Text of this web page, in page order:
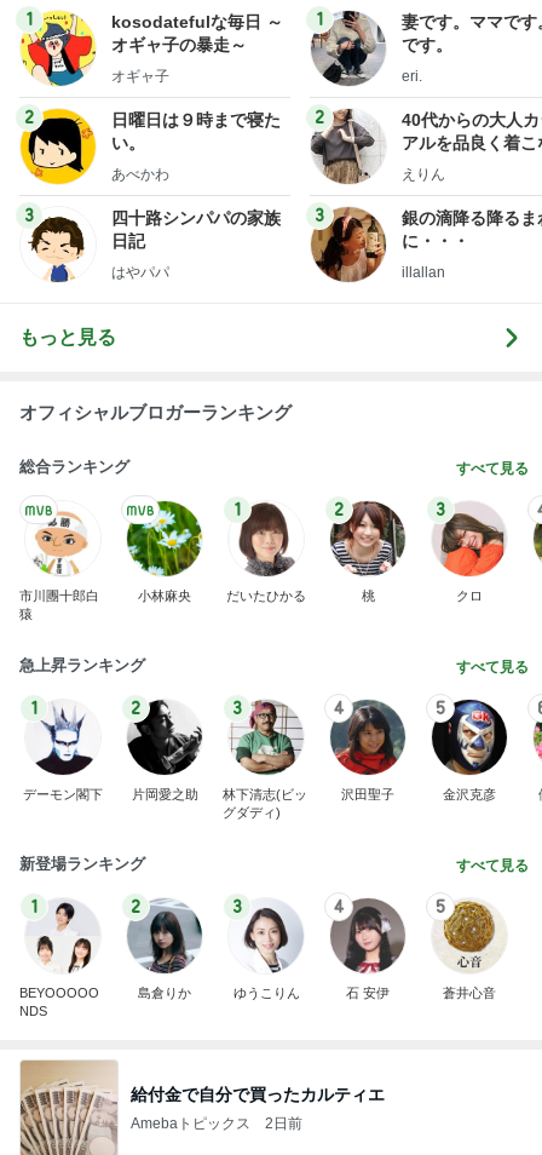
1
kosodatefulな毎日 ～
オギャ子の暴走～
オギャ子
2
日曜日は９時まで寝た
い。
あべかわ
3
四十路シンパパの家族
日記
はやパパ
1
妻です。ママです
です。
eri.
2
40代からの大人
アルを品良く着こ
ファッションブロ
えりん
3
銀の滴降る降るま
に・・・
illallan
もっと見る
オフィシャルブロガーランキング
総合ランキング すべて見る
市川團十郎白
猿
小林麻央
1
だいたひかる
2
桃
3
クロ
急上昇ランキング すべて見る
1
デーモン閣下
2
片岡愛之助
3
林下清志(ビッ
グダディ)
4
沢田聖子
5
金沢克彦
新登場ランキング すべて見る
1
BEYOOOOO
NDS
2
島倉りか
3
ゆうこりん
4
石 安伊
5
蒼井心音
給付金で自分で買ったカルティエ
Amebaトピックス 2日前